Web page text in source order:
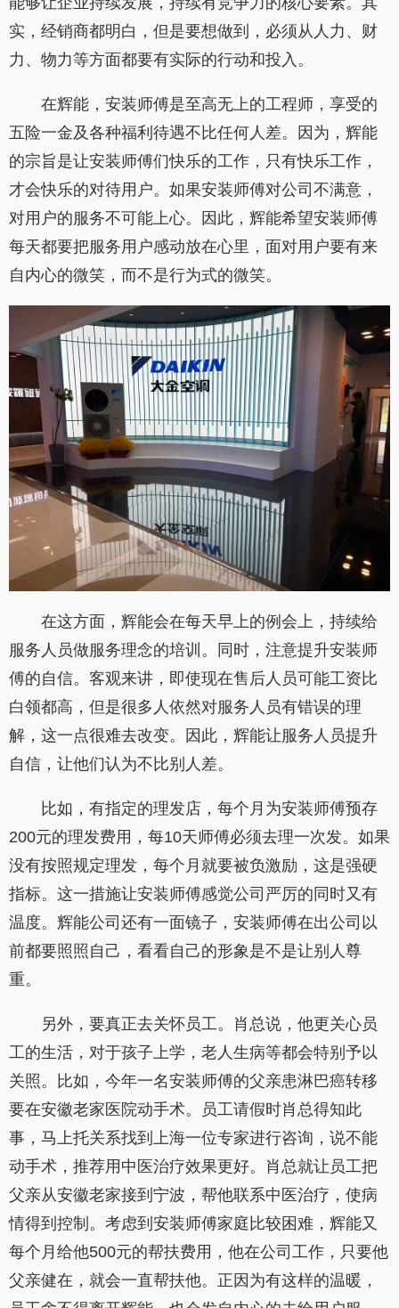
实，经销商都明白，但是要想做到，必须从人力、财
力、物力等方面都要有实际的行动和投入。
在辉能，安装师傅是至高无上的工程师，享受的
五险一金及各种福利待遇不比任何人差。因为，辉能
的宗旨是让安装师傅们快乐的工作，只有快乐工作，
才会快乐的对待用户。如果安装师傅对公司不满意，
对用户的服务不可能上心。因此，辉能希望安装师傅
每天都要把服务用户感动放在心里，面对用户要有来
自内心的微笑，而不是行为式的微笑。
在这方面，辉能会在每天早上的例会上，持续给
服务人员做服务理念的培训。同时，注意提升安装师
傅的自信。客观来讲，即使现在售后人员可能工资比
白领都高，但是很多人依然对服务人员有错误的理
解，这一点很难去改变。因此，辉能让服务人员提升
自信，让他们认为不比别人差。
比如，有指定的理发店，每个月为安装师傅预存
200元的理发费用，每10天师傅必须去理一次发。如果
没有按照规定理发，每个月就要被负激励，这是强硬
指标。这一措施让安装师傅感觉公司严厉的同时又有
温度。辉能公司还有一面镜子，安装师傅在出公司以
前都要照照自己，看看自己的形象是不是让别人尊
重。
另外，要真正去关怀员工。肖总说，他更关心员
工的生活，对于孩子上学，老人生病等都会特别予以
关照。比如，今年一名安装师傅的父亲患淋巴癌转移
要在安徽老家医院动手术。员工请假时肖总得知此
事，马上托关系找到上海一位专家进行咨询，说不能
动手术，推荐用中医治疗效果更好。肖总就让员工把
父亲从安徽老家接到宁波，帮他联系中医治疗，使病
情得到控制。考虑到安装师傅家庭比较困难，辉能又
每个月给他500元的帮扶费用，他在公司工作，只要他
父亲健在，就会一直帮扶他。正因为有这样的温暖，